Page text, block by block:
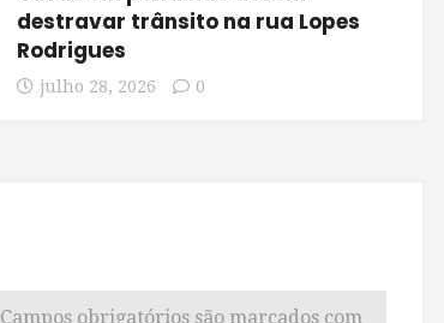
destravar trânsito na rua Lopes
Rodrigues
julho 28, 2026 0
Campos obrigatórios são marcados com